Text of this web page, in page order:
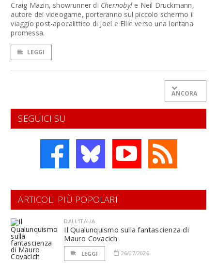
Craig Mazin, showrunner di Chernobyle Neil Druckmann,
autore dei videogame, porteranno sul piccolo schermo il
viaggio post-apocalittico di Joel e Ellie verso una lontana
promessa.
LEGGI
ANCORA
SEGUICI SU
ARTICOLI PIÙ POPOLARI
DALL'ITALIA
Il Qualunquismo sulla fantascienza di
Mauro Covacich
LEGGI 26/07/2026